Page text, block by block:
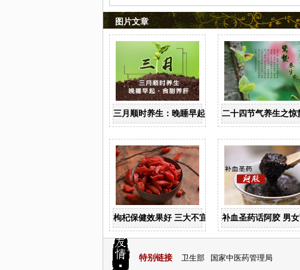
图片文章
三月顺时养生：晚睡早起 食甜养肝二十四节气养生之惊
枸杞保健效果好 三大不宜要记牢补血圣药话阿胶 男
特别链接 卫生部 国家中医药管理局